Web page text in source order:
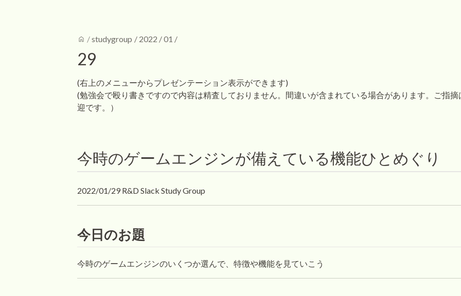
home /studygroup / 2022 /01 /
29
(右上のメニューからプレゼンテーション表示ができます)
(勉強会で殴り書きですので内容は精査しておりません。間違いが含まれている場合があります。ご指摘
迎です。）
今時のゲームエンジンが備えている機能ひとめぐり
2022/01/29 R&D Slack Study Group
今日のお題
今時のゲームエンジンのいくつか選んで、特徴や機能を見ていこう